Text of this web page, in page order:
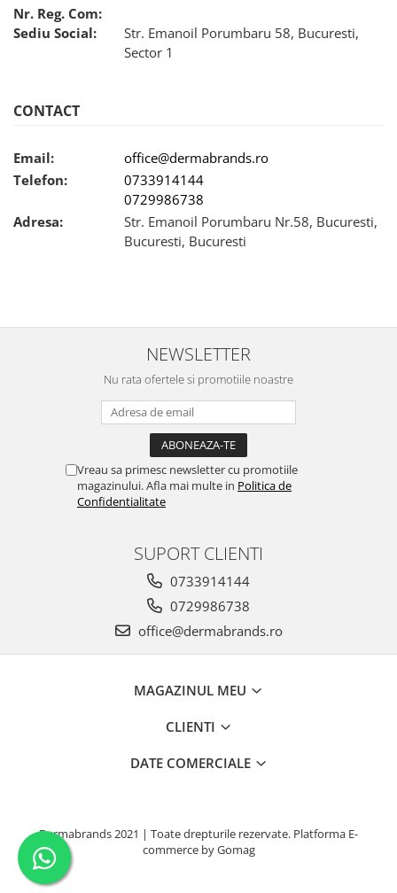
Nr. Reg. Com:
Sediu Social:
Str. Emanoil Porumbaru 58, Bucuresti,
Sector 1
CONTACT
Email:
office@dermabrands.ro
Telefon:
0733914144
0729986738
Adresa:
Str. Emanoil Porumbaru Nr.58, Bucuresti,
Bucuresti, Bucuresti
NEWSLETTER
Nu rata ofertele si promotiile noastre
Vreau sa primesc newsletter cu promotiile
magazinului. Afla mai multe in Politica de
Confidentialitate
SUPORT CLIENTI
0733914144
0729986738
office@dermabrands.ro
MAGAZINUL MEU
CLIENTI
DATE COMERCIALE
Dermabrands 2021 | Toate drepturile rezervate. Platforma E-
commerce by Gomag